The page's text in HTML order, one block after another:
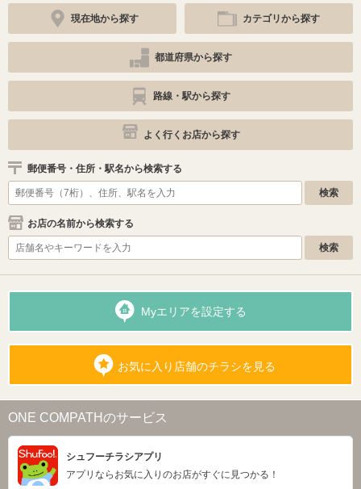
現在地から探す カテゴリから探す
都道府県から探す
路線・駅から探す
よく行くお店から探す
郵便番号・住所・駅名から検索する
お店の名前から検索する
Myエリアを設定する
お気に入り店舗のチラシを見る
ONE COMPATHのサービス
シュフーチラシアプリ
アプリならお気に入りのお店がすぐに見つかる！